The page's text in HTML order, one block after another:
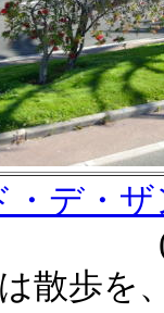
デ・ザ
散歩を